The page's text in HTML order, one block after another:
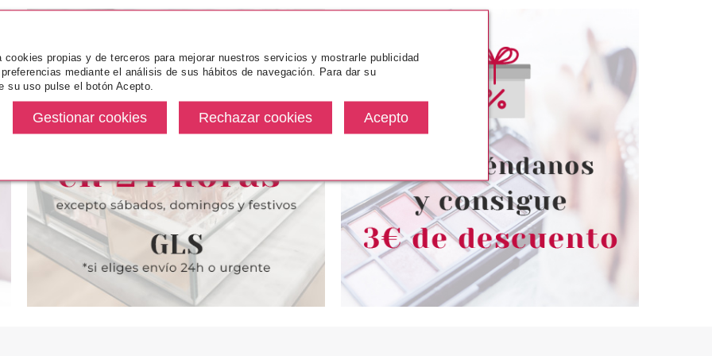
ML
BALDESSARINI
BALDESSARINI SIGNATURE
AFTER SHAVE LOTION 90 ML
-34% 29.99€
BALDESSARINI
BALDESSARINI COOL FORCE
EDT 90ML VAPORIZADOR
-61% 28.75€
BALDESSARINI BLACK EDT 50
Pvr 42.90€
-42%
desde
propias y de terceros para mejorar nuestros servicios y mostrarle publicidad
mediante el análisis de sus hábitos de navegación. Para dar su
su uso pulse el botón Acepto.